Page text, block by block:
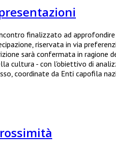
finalizzato ad approfondire
riservata in via
sarà confermata in ragione
cultura - con l'obiettivo di
coordinate da Enti capofila